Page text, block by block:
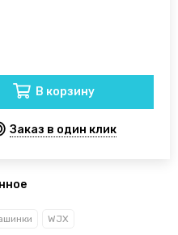
В корзину
Заказ в один клик
WJX